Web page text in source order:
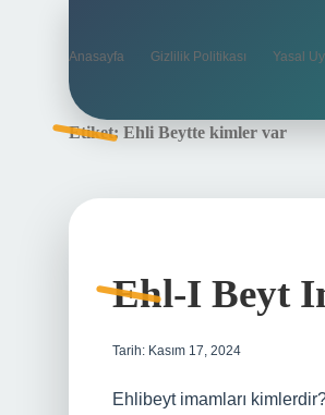
Anasayfa Gizlilik Politikası Yasal
Etiket: Ehli Beytte kimler var
Ehl-I Beyt
Tarih: Kasım 17, 2024
Ehlibeyt imamları